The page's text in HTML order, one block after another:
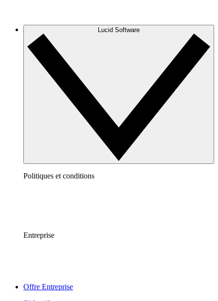
Lucid Software
Politiques et conditions
Entreprise
Offre Entreprise